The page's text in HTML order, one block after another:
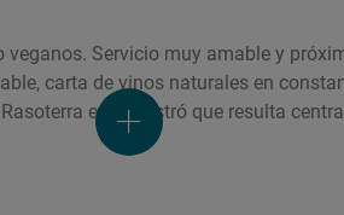
veganos. Servicio muy amable y
carta de vinos naturales en
es un bistró que resulta